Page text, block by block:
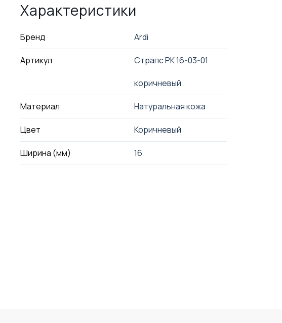
Характеристики
Бренд Ardi
Артикул Страпс РК 16-03-01
коричневый
Материал Натуральная кожа
Цвет Коричневый
Ширина (мм) 16